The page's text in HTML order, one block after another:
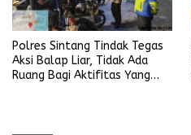
Polres Sintang Tindak Tegas
Aksi Balap Liar, Tidak Ada
Ruang Bagi Aktifitas Yang